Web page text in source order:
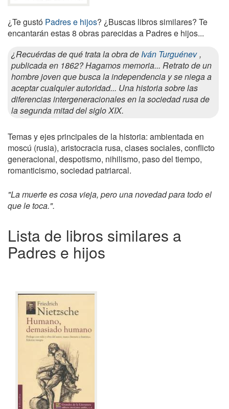
¿Te gustó Padres e hijos? ¿Buscas libros similares? Te
encantarán estas 8 obras parecidas a Padres e hijos...
¿Recuérdas de qué trata la obra de Iván Turguénev ,
publicada en 1862? Hagamos memoria... Retrato de un
hombre joven que busca la independencia y se niega a
aceptar cualquier autoridad... Una historia sobre las
diferencias intergeneracionales en la sociedad rusa de
la segunda mitad del siglo XIX.
Temas y ejes principales de la historia: ambientada en
moscú (rusia), aristocracia rusa, clases sociales, conflicto
generacional, despotismo, nihilismo, paso del tiempo,
romanticismo, sociedad patriarcal.
"La muerte es cosa vieja, pero una novedad para todo el
que le toca.".
Lista de libros similares a
Padres e hijos